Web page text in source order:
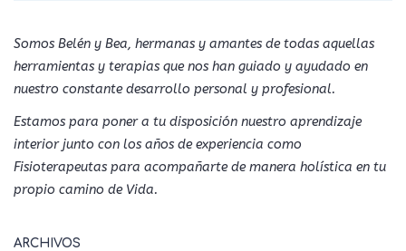
Somos Belén y Bea, hermanas y amantes de todas aquellas
herramientas y terapias que nos han guiado y ayudado en
nuestro constante desarrollo personal y profesional.
Estamos para poner a tu disposición nuestro aprendizaje
interior junto con los años de experiencia como
Fisioterapeutas para acompañarte de manera holística en tu
propio camino de Vida.
ARCHIVOS